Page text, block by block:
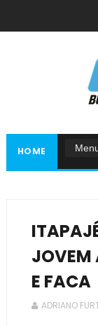
HOME
JOVEM
E FACA
ADRIANO